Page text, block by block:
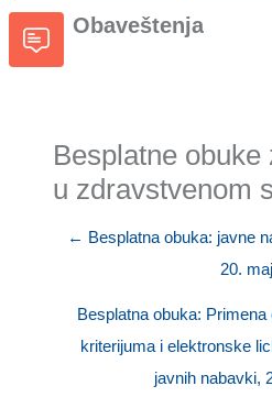
Obaveštenja
Besplatne obuke
u zdravstvenom
← Besplatna obuka: javne
20. maj
Besplatna obuka:
kriterijuma i elektronske
javnih nabavki,